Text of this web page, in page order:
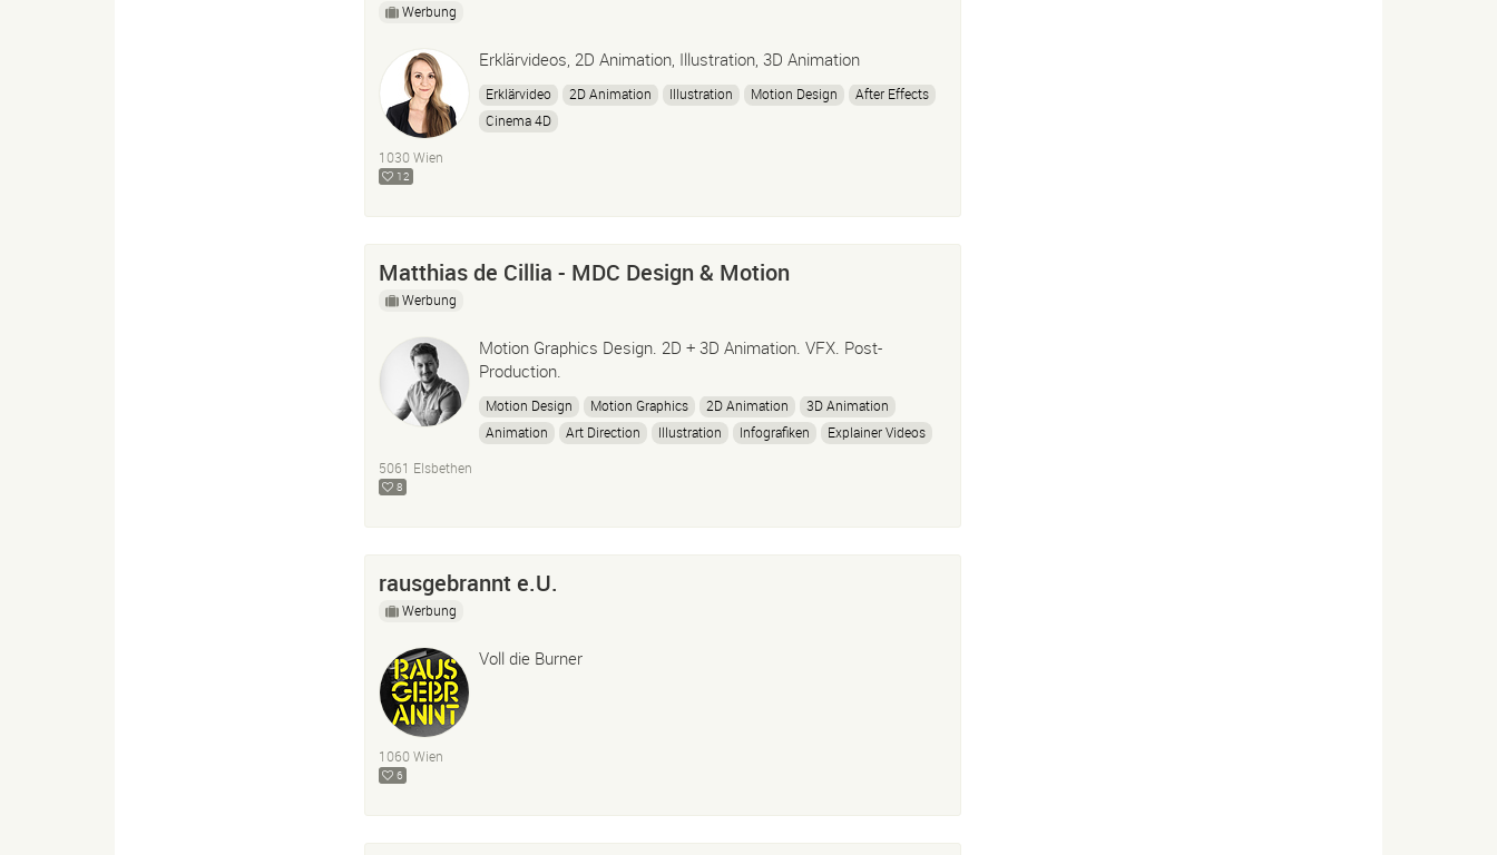
Werbung
Erklärvideos, 2D Animation, Illustration, 3D Animation
Erklärvideo 2D Animation Illustration Motion Design
After Effects
Cinema 4D
1030 Wien
12
Matthias de Cillia - MDC Design & Motion
Werbung
Motion Graphics Design. 2D + 3D Animation. VFX. Post-
Production.
Motion Design Motion Graphics 2D Animation
3D Animation
Animation
Art Direction Illustration Infografiken
Explainer Videos
5061 Elsbethen
8
rausgebrannt e.U.
Werbung
Voll die Burner
1060 Wien
6